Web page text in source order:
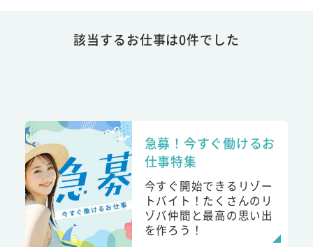
該当するお仕事は0件でした
急募！今すぐ働けるお
仕事特集
今すぐ開始できるリゾー
トバイト！たくさんのリ
ゾバ仲間と最高の思い出
を作ろう！